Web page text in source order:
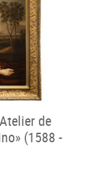
de
(1588 -